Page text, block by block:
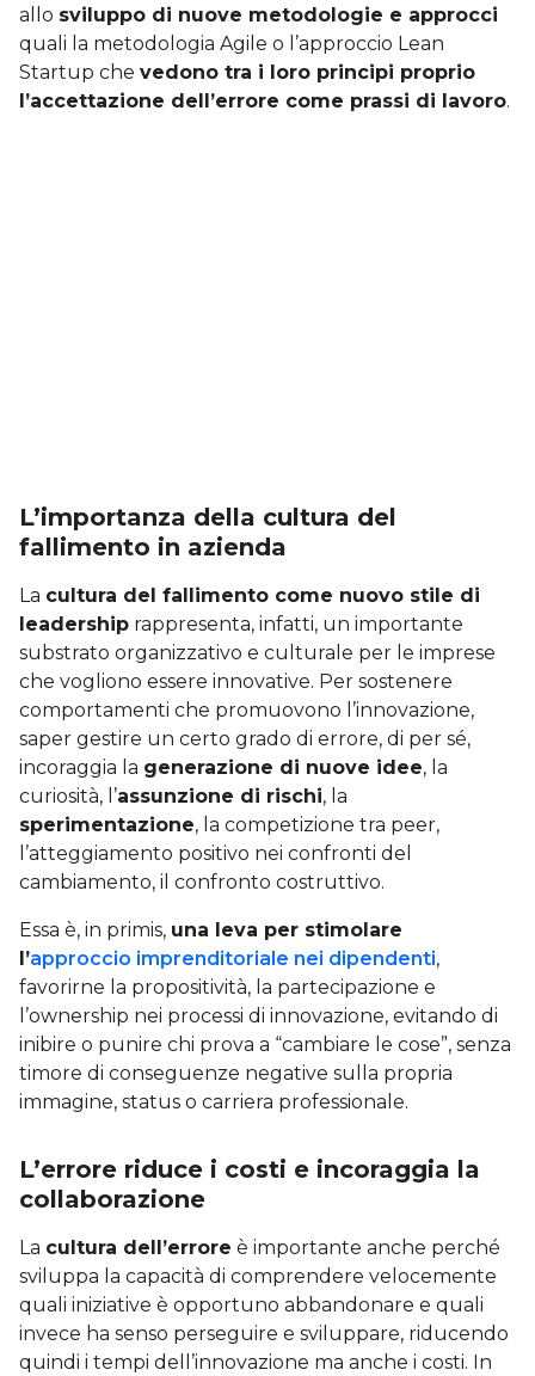
allo sviluppo di nuove metodologie e approcci
quali la metodologia Agile o l’approccio Lean
Startup che vedono tra i loro principi proprio
l’accettazione dell’errore come prassi di lavoro.
L’importanza della cultura del
fallimento in azienda
La cultura del fallimento come nuovo stile di
leadership rappresenta, infatti, un importante
substrato organizzativo e culturale per le imprese
che vogliono essere innovative. Per sostenere
comportamenti che promuovono l’innovazione,
saper gestire un certo grado di errore, di per sé,
incoraggia la generazione di nuove idee, la
curiosità, l’assunzione di rischi, la
sperimentazione, la competizione tra peer,
l’atteggiamento positivo nei confronti del
cambiamento, il confronto costruttivo.
Essa è, in primis, una leva per stimolare
l’approccio imprenditoriale nei dipendenti,
favorirne la propositività, la partecipazione e
l’ownership nei processi di innovazione, evitando di
inibire o punire chi prova a “cambiare le cose”, senza
timore di conseguenze negative sulla propria
immagine, status o carriera professionale.
L’errore riduce i costi e incoraggia la
collaborazione
La cultura dell’errore è importante anche perché
sviluppa la capacità di comprendere velocemente
quali iniziative è opportuno abbandonare e quali
invece ha senso perseguire e sviluppare, riducendo
quindi i tempi dell’innovazione ma anche i costi. In